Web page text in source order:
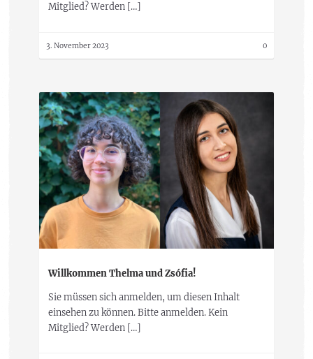
Mitglied? Werden […]
3. November 2023 0
Willkommen Thelma und Zsófia!
Sie müssen sich anmelden, um diesen Inhalt
einsehen zu können. Bitte anmelden. Kein
Mitglied? Werden […]